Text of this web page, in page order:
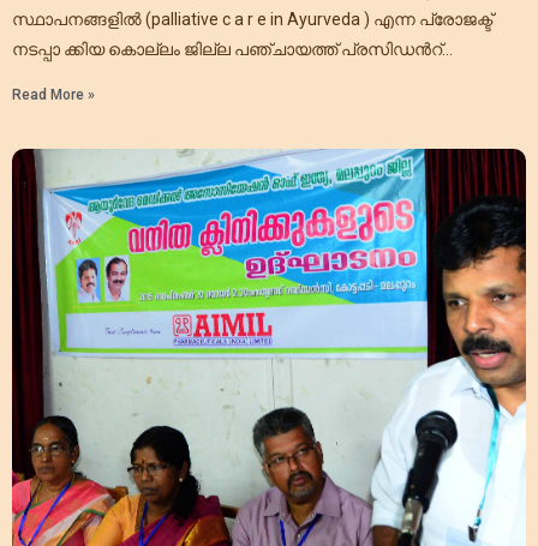
സ്ഥാപനങ്ങളിൽ (palliative c a r e in Ayurveda ) എന്ന പ്രോജക്ട്
നടപ്പാ ക്കിയ കൊല്ലം ജില്ല പഞ്ചായത്ത് പ്രസിഡൻറ്
Read More »